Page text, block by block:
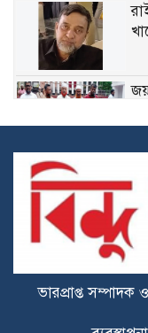
ভারপ্রাপ্ত